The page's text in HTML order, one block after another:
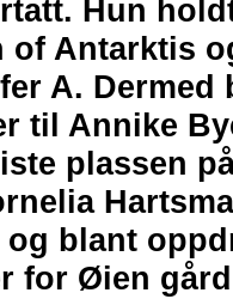
Hun
of Antarktis
A. Dermed
til Annike
plassen
blant
for Øien